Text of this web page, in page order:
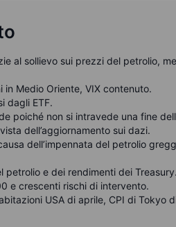
al sollievo sui prezzi del petrolio,
in Medio Oriente, VIX contenuto.
dagli ETF.
poiché non si intravede una fine
dell’aggiornamento sui dazi.
dell’impennata del petrolio
e dei rendimenti dei Treasury.
e crescenti rischi di intervento.
USA di aprile, CPI di Tokyo